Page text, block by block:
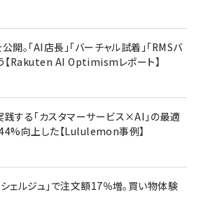
開。「AI店長」「バーチャル試着」「RMSバ
【Rakuten AI Optimismレポート】
する「カスタマーサービス×AI」の最適
向上した【Lululemon事例】
ェルジュ」で注文額17％増。買い物体験